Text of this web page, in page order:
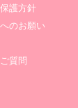
護方針
のお願い
質問